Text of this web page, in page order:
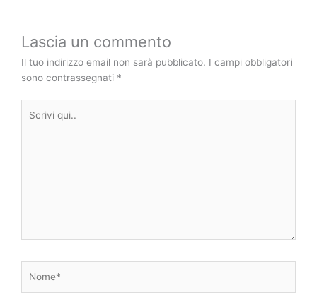
Lascia un commento
Il tuo indirizzo email non sarà pubblicato. I campi obbligatori
sono contrassegnati *
qui..